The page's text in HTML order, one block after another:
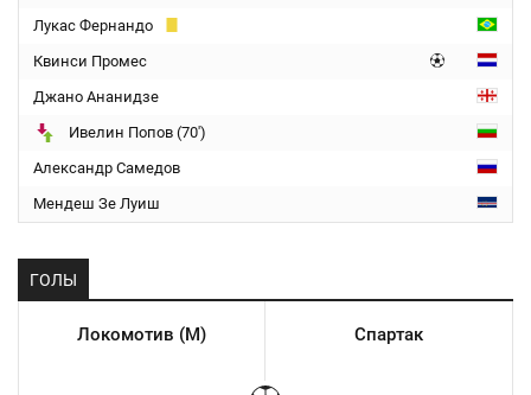
Лукас Фернандо
Квинси Промес
Джано Ананидзе
Ивелин Попов (70')
Александр Самедов
Мендеш Зе Луиш
ГОЛЫ
Локомотив (М) Спартак